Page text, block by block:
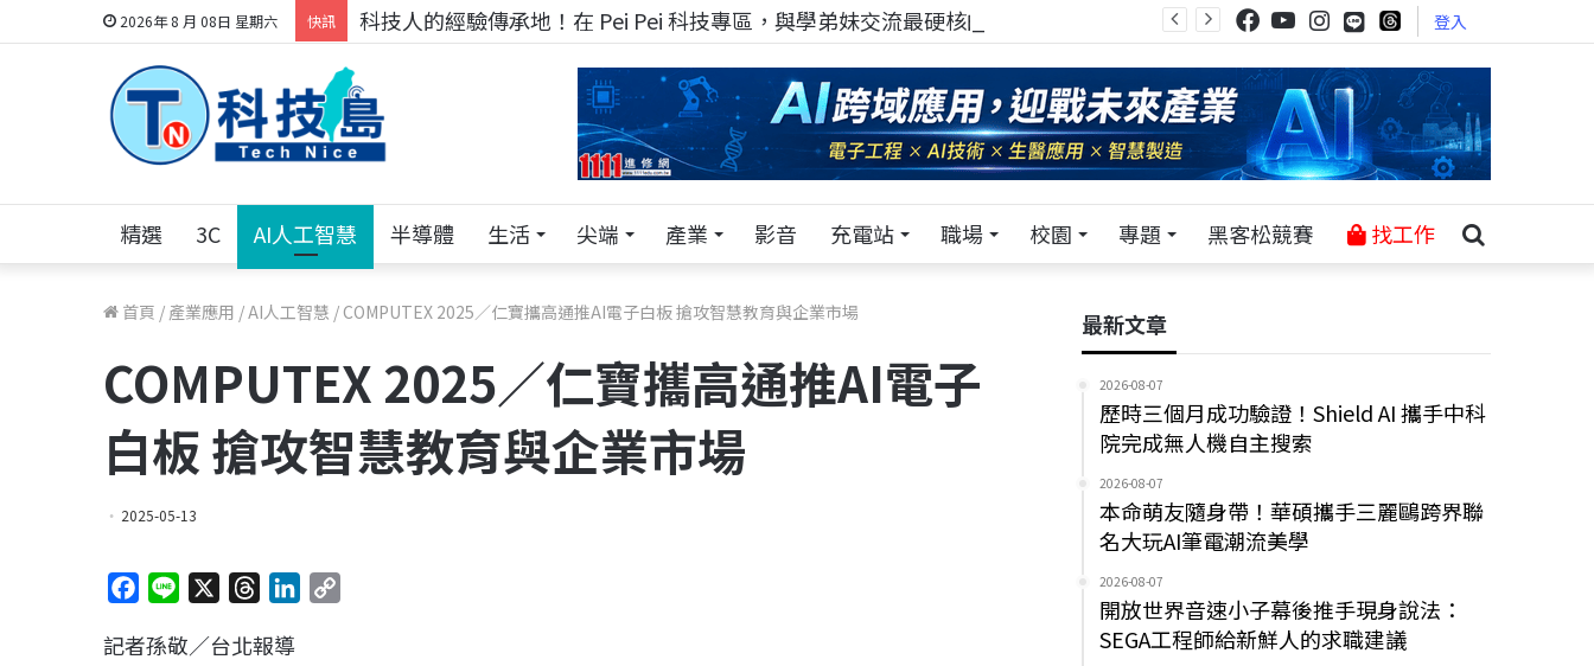
2026年 8 月 08日 星期六 快訊 科技人的經驗傳承地！在 Pei Pei 科技專區，與學弟妹交流最硬核的技術 登入
精選 3C AI人工智慧 半導體 生活 尖端 產業 影音 充電站 職場 校園 專題 黑客松競賽 找工作
首頁 / 產業應用 /AI人工智慧 / COMPUTEX 2025／仁寶攜高通推AI電子白板 搶攻智慧教育與企業市場
COMPUTEX 2025／仁寶攜高通推AI電子
白板 搶攻智慧教育與企業市場
2025-05-13
c
n
r
記者孫敬／台北報導
最新文章
2026-08-07
歷時三個月成功驗證！Shield AI 攜手中科
院完成無人機自主搜索
2026-08-07
本命萌友隨身帶！華碩攜手三麗鷗跨界聯
名大玩AI筆電潮流美學
2026-08-07
開放世界音速小子幕後推手現身說法：
SEGA工程師給新鮮人的求職建議